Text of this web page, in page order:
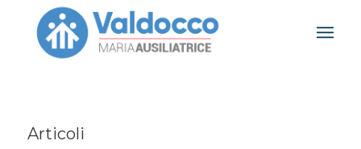
Articoli